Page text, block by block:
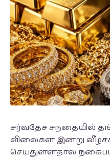
சர்வதேச சந்தையில்
விலைகள் இன்று
செய்துள்ளதால்